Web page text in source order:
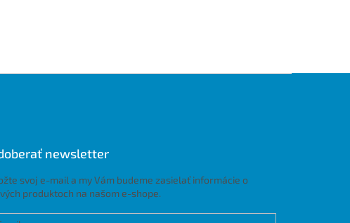
newsletter
svoj e-mail a my Vám budeme zasielať informácie o
produktoch na našom e-shope.